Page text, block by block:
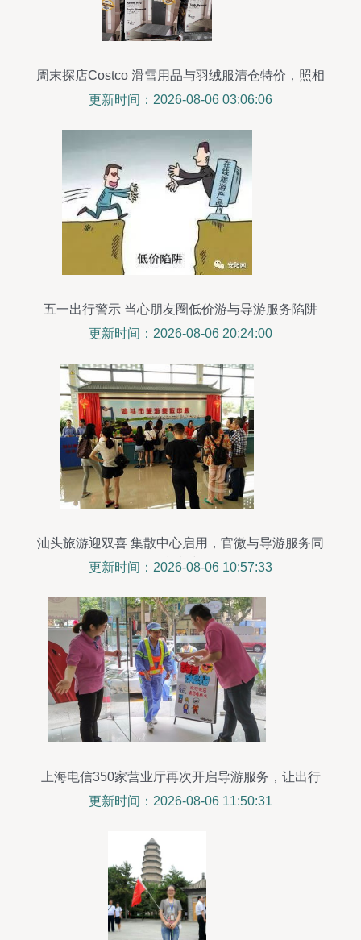
周末探店Costco 滑雪用品与羽绒服清仓特价，照相
与导游服务即将截止
更新时间：2026-08-06 03:06:06
五一出行警示 当心朋友圈低价游与导游服务陷阱
更新时间：2026-08-06 20:24:00
汕头旅游迎双喜 集散中心启用，官微与导游服务同
步上线
更新时间：2026-08-06 10:57:33
上海电信350家营业厅再次开启导游服务，让出行
更温馨
更新时间：2026-08-06 11:50:31